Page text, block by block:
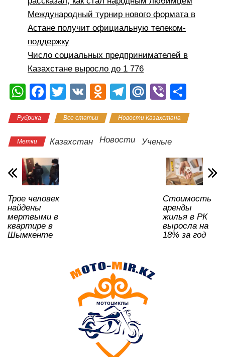
Международный турнир нового формата в
Астане получит официальную телеком-
поддержку
Число социальных предпринимателей в
Казахстане выросло до 1 776
W
at
s
A
p
p
F
c
e
b
o
o
k
T
tt
er
V
O
n
o
T
e
gr
M
.R
u
Vi
er р
в
и
ть
Рубрика Все статьи Новости Казахстана
Метки Казахстан Новости Ученые
Трое человек
найдены
мертвыми в
квартире в
Шымкенте
Стоимость
аренды
жилья в РК
выросла на
18% за год